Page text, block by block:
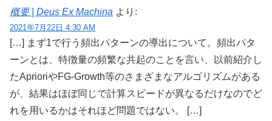
概要 | Deus Ex Machina より:
2021年7月22日 4:30 AM
[…] まず1で行う頻出パターンの導出について。頻出パタ
ーンとは、特徴量の頻繁な共起のことを言い、以前紹介し
たAprioriやFG-Growth等のさまざまなアルゴリズムがある
が、結果はほぼ同じで計算スピードが異なるだけなのでど
れを用いるかはそれほど問題ではない。 […]